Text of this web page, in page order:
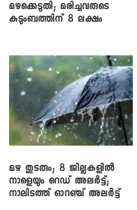
മഴക്കെടുതി; മരിച്ചവരുടെ
കുടുംബത്തിന് 8 ലക്ഷം
മഴ തുടരും; 8 ജില്ലകളിൽ
നാളെയും റെഡ് അലർട്ട്;
നാലിടത്ത് ഓറഞ്ച് അലർട്ട്